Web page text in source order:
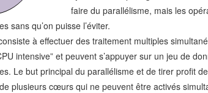
faire du parallélisme, mais les
sans qu’on puisse l’éviter.
à effectuer des traitement multiples
intensive” et peuvent s’appuyer sur un jeu de
Le but principal du parallélisme et de tirer profit
plusieurs cœurs qui ne peuvent être activés